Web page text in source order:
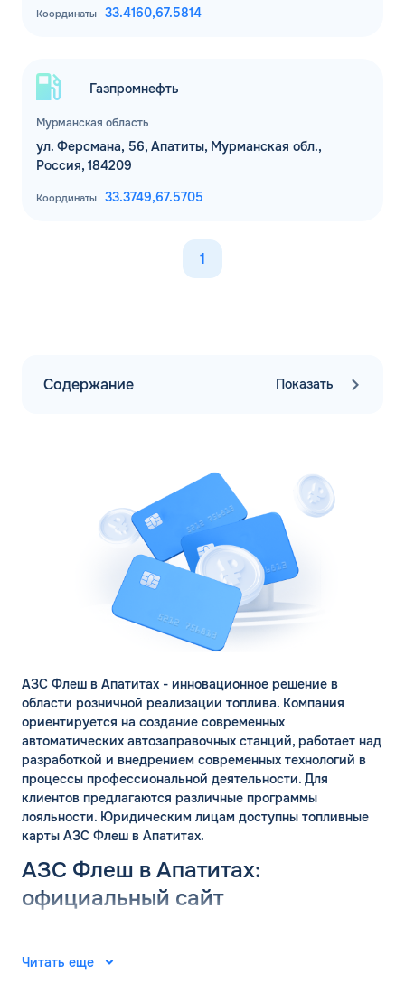
Координаты 33.4160,67.5814
Мурманская область
Газпромнефть
ул. Ферсмана, 56, Апатиты, Мурманская обл.,
Россия, 184209
Координаты 33.3749,67.5705
1
Содержание Показать
АЗС Флеш в Апатитах - инновационное решение в
области розничной реализации топлива. Компания
ориентируется на создание современных
автоматических автозаправочных станций, работает над
разработкой и внедрением современных технологий в
процессы профессиональной деятельности. Для
клиентов предлагаются различные программы
лояльности. Юридическим лицам доступны топливные
карты АЗС Флеш в Апатитах.
АЗС Флеш в Апатитах:
официальный сайт
2008 году. Специалисты разработали и внедрили
автоматические автозаправочные станции на
Читать еще